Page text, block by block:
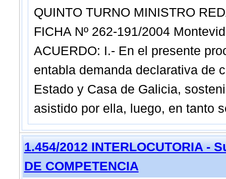
QUINTO TURNO MINISTRO
FICHA Nº 262-191/2004
ACUERDO: I.- En el presente
entabla demanda declarativa de
Estado y Casa de Galicia,
asistido por ella, luego, en tanto
1.454/2012 INTERLOCUTORIA -
DE COMPETENCIA